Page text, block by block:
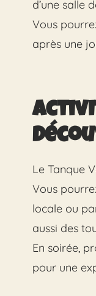
d’une salle
Vous
après une
Le Tanque
Vous
locale ou
aussi des
En soirée,
pour une